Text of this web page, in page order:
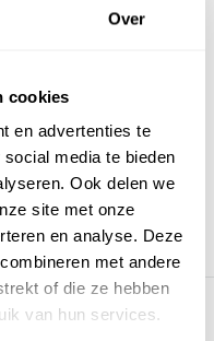
Over
cookies
en advertenties te
media te bieden
Ook delen we
site met onze
en analyse. Deze
met andere
of die ze hebben
van hun services.
met Portugees
die om wettelijke
een naadtoeslag en
je ze moeiteloos in
In Portugal'-labels zijn
en mooi zijn, zodat ze
beoordelingen